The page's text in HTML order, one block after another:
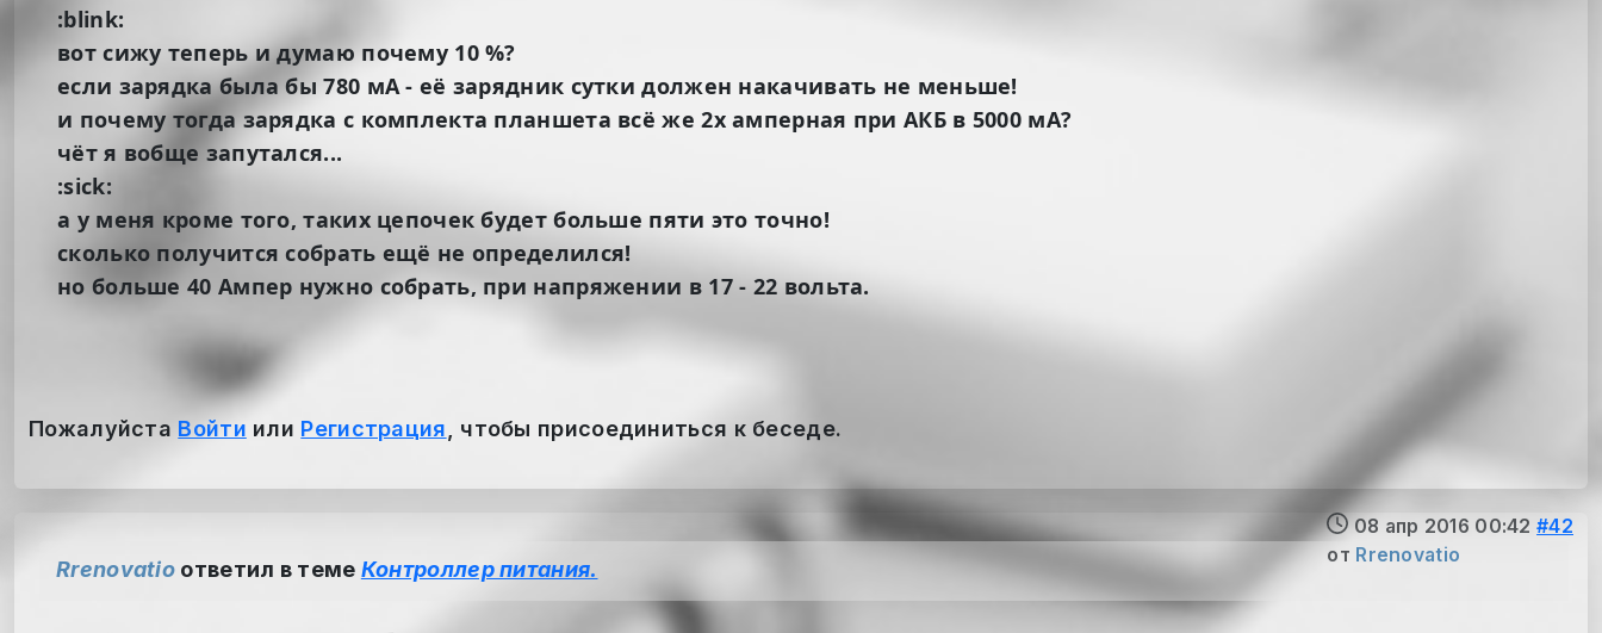
:blink:
вот сижу теперь и думаю почему 10 %?
если зарядка была бы 780 мА - её зарядник сутки должен накачивать не меньше!
и почему тогда зарядка с комплекта планшета всё же 2х амперная при АКБ в 5000 мА?
чёт я вобще запутался...
:sick:
а у меня кроме того, таких цепочек будет больше пяти это точно!
сколько получится собрать ещё не определился!
но больше 40 Ампер нужно собрать, при напряжении в 17 - 22 вольта.
Пожалуйста Войти или Регистрация , чтобы присоединиться к беседе.
08 апр 2016 00:42 #42
от Rrenovatio
Rrenovatio ответил в теме Контроллер питания.